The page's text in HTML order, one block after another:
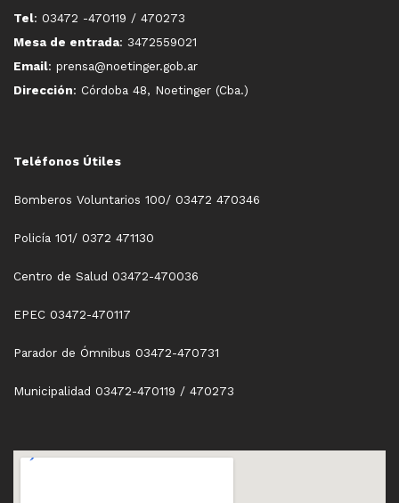
Tel: 03472 -470119 / 470273
Mesa de entrada: 3472559021
Email: prensa@noetinger.gob.ar
Dirección: Córdoba 48, Noetinger (Cba.)
Teléfonos Útiles
Bomberos Voluntarios 100/ 03472 470346
Policía 101/ 0372 471130
Centro de Salud 03472-470036
EPEC 03472-470117
Parador de Ómnibus 03472-470731
Municipalidad 03472-470119 / 470273